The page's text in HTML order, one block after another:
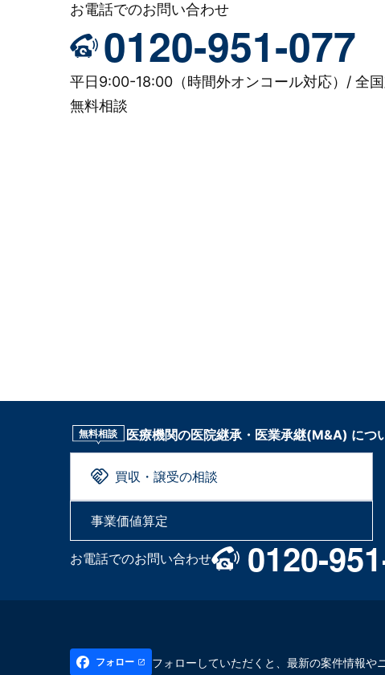
お電話でのお問い合わせ
0120-951-077
平日9:00-18:00（時間外オンコール対応）/ 全
無料相談
無料相談 医療機関の医院継承・医業承継(M&A) につ
買収・譲受の相談
事業価値算定
お電話でのお問い合わせ 0120-
フォロー フォローしていただくと、最新の案件情報や